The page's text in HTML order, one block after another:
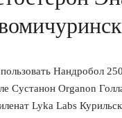
Нандробол
Сустанон Organon
Lyka Labs